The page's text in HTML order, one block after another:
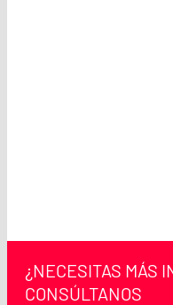
¿NECESITAS MÁS
CONSÚLTANOS